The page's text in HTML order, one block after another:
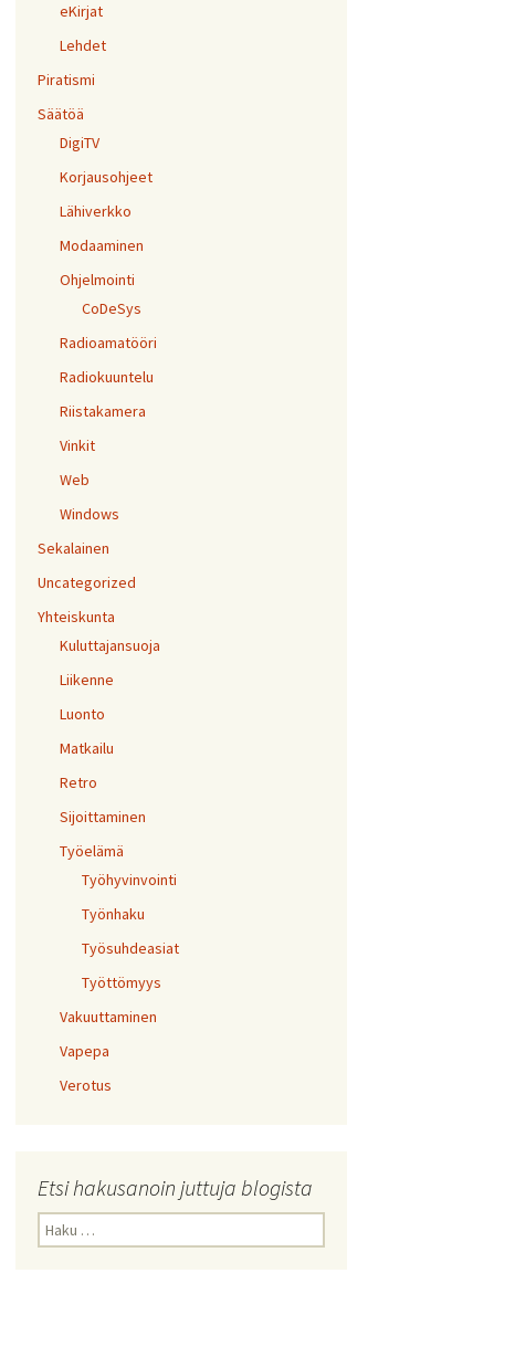
eKirjat
Lehdet
Piratismi
Säätöä
DigiTV
Korjausohjeet
Lähiverkko
Modaaminen
Ohjelmointi
CoDeSys
Radioamatööri
Radiokuuntelu
Riistakamera
Vinkit
Web
Windows
Sekalainen
Uncategorized
Yhteiskunta
Kuluttajansuoja
Liikenne
Luonto
Matkailu
Retro
Sijoittaminen
Työelämä
Työhyvinvointi
Työnhaku
Työsuhdeasiat
Työttömyys
Vakuuttaminen
Vapepa
Verotus
Etsi hakusanoin juttuja blogista
Haku: